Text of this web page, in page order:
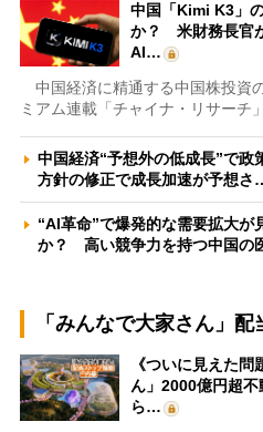
中国「Kimi K3」
か？ 米財務長官
AI…
中国経済に精通する中国株投資
ミアム連載「チャイナ・リサーチ
中国経済“予想外の低成長”で
方針の修正で成長加速が予想さ
“AI革命”で爆発的な需要拡大が
か？ 高い競争力を持つ中国の
「みんなで大家さん」
《ついに見えた
ん」2000億円超不
ら…